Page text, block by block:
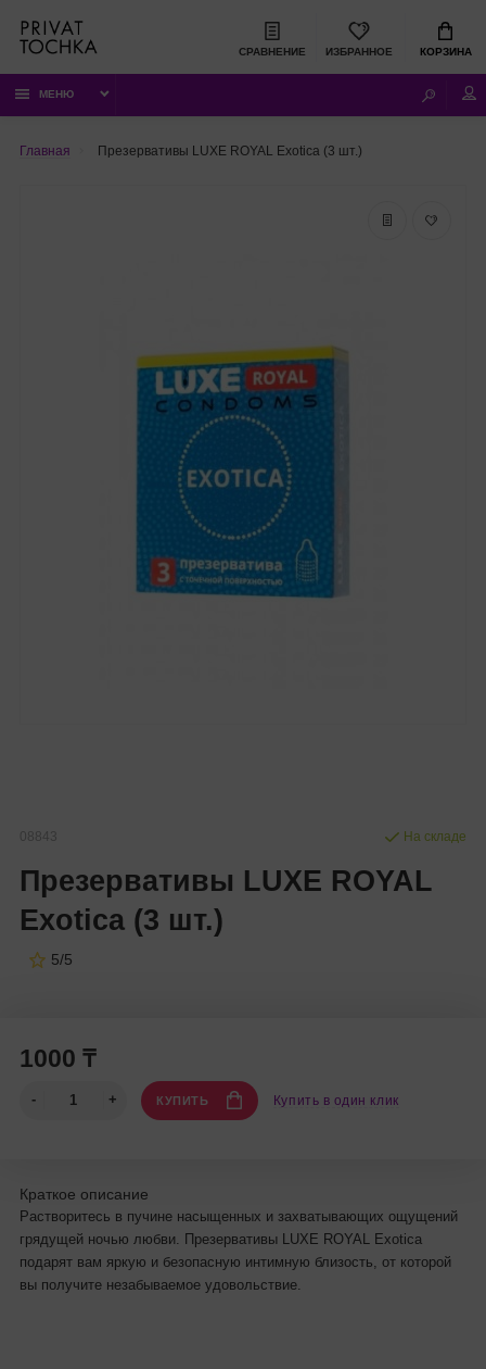
СРАВНЕНИЕ ИЗБРАННОЕ КОРЗИНА
МЕНЮ
Главная Презервативы LUXE ROYAL Exotica (3 шт.)
08843
Презервативы LUXE ROYAL
Exotica (3 шт.)
5/5
На складе
1000 ₸
КУПИТЬ Купить в один клик
Краткое описание
Растворитесь в пучине насыщенных и захватывающих ощущений
грядущей ночью любви. Презервативы LUXE ROYAL Exotica
подарят вам яркую и безопасную интимную близость, от которой
вы получите незабываемое удовольствие.